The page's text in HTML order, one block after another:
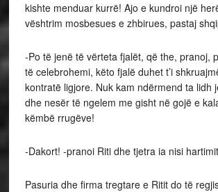
kishte menduar kurrë! Ajo e kundroi një
vështrim mosbesues e zhbirues, pastaj
-Po të jenë të vërteta fjalët, që the, pranoj,
të celebrohemi, këto fjalë duhet t’i
kontratë ligjore. Nuk kam ndërmend ta lidh
dhe nesër të ngelem me gisht në gojë e
këmbë rrugëve!
-Dakort! -pranoi Riti dhe tjetra ia nisi
Pasuria dhe firma tregtare e Ritit do të